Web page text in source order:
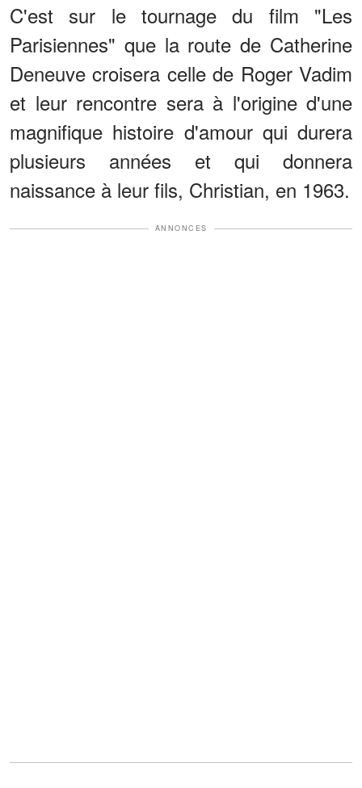
C'est sur le tournage du film "Les
Parisiennes" que la route de Catherine
Deneuve croisera celle de Roger Vadim
et leur rencontre sera à l'origine d'une
magnifique histoire d'amour qui durera
plusieurs années et qui donnera
naissance à leur fils, Christian, en 1963.
ANNONCES